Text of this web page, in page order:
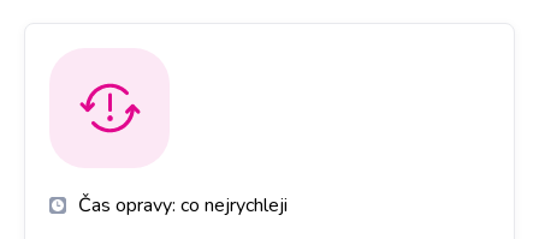
Čas opravy: co nejrychleji